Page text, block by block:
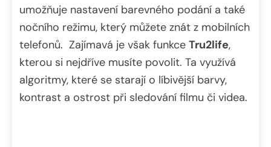
umožňuje nastavení barevného podání a také
nočního režimu, který můžete znát z mobilních
telefonů. Zajímavá je však funkce Tru2life,
kterou si nejdříve musíte povolit. Ta využívá
algoritmy, které se starají o líbivější barvy,
kontrast a ostrost při sledování filmu či videa.